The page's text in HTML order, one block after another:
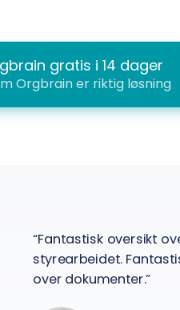
gratis i 14 dager
Orgbrain er riktig løsning
“Fantastisk oversikt
styrearbeidet.
over dokumenter.”